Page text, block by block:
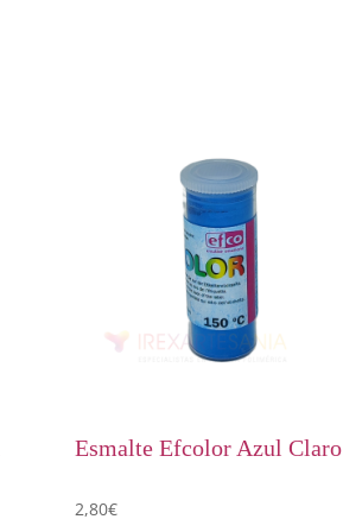
Esmalte Efcolor Azul Claro
2,80€